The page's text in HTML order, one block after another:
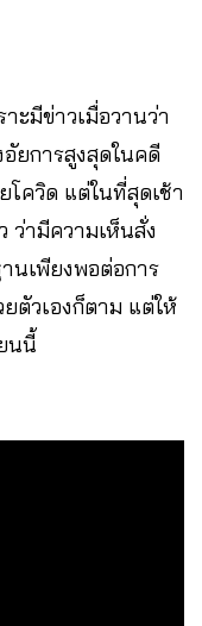
ะมีข่าวเมื่อวานว่า
ยการสูงสุดในคดี
โควิด แต่ในที่สุดเช้า
ว่ามีความเห็นสั่ง
นเพียงพอต่อการ
ตัวเองก็ตาม แต่ให้
นนี้